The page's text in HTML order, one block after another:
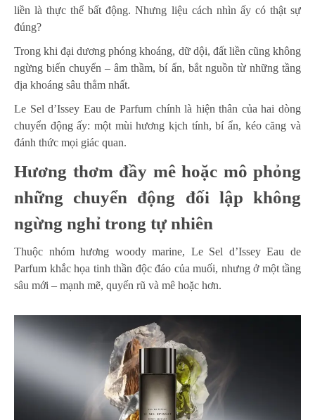
liền là thực thể bất động. Nhưng liệu cách nhìn ấy có thật sự
đúng?
Trong khi đại dương phóng khoáng, dữ dội, đất liền cũng không
ngừng biến chuyển – âm thầm, bí ẩn, bắt nguồn từ những tầng
địa khoáng sâu thẳm nhất.
Le Sel d’Issey Eau de Parfum chính là hiện thân của hai dòng
chuyển động ấy: một mùi hương kịch tính, bí ẩn, kéo căng và
đánh thức mọi giác quan.
Hương thơm đầy mê hoặc mô phỏng
những chuyển động đối lập không
ngừng nghỉ trong tự nhiên
Thuộc nhóm hương woody marine, Le Sel d’Issey Eau de
Parfum khắc họa tinh thần độc đáo của muối, nhưng ở một tầng
sâu mới – mạnh mẽ, quyến rũ và mê hoặc hơn.